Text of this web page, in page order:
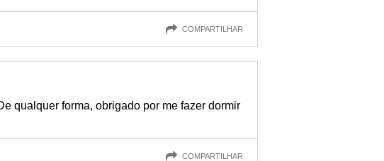
COMPARTILHAR
qualquer forma, obrigado por me fazer dormir
COMPARTILHAR